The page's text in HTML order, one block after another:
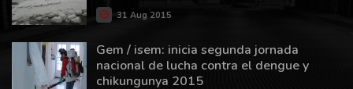
31 Aug 2015
Gem / isem: inicia segunda jornada
nacional de lucha contra el dengue y
chikungunya 2015